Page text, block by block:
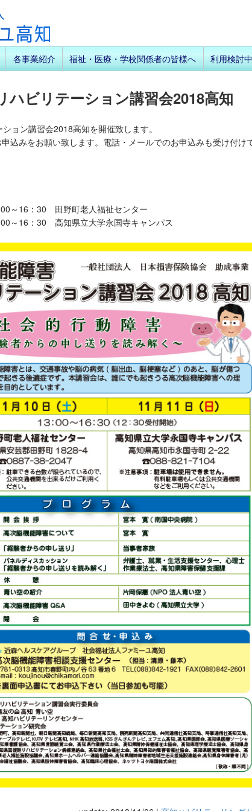
各事業紹介 福祉・医療・学校関係者の皆様へ 利用検討
ハビリテーション講習会2018高知
ョン講習会2018高知を開催致します。
込みをお願い致します。電話・メールでのお申込みも受け付け
～16：30 田野町老人福祉センター
～16：30 高知県立大学永国寺キャンパス